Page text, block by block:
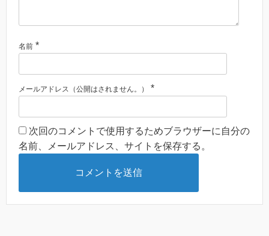
名前 *
メールアドレス（公開はされません。） *
次回のコメントで使用するためブラウザーに自分の
名前、メールアドレス、サイトを保存する。